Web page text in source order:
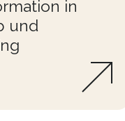
in
und